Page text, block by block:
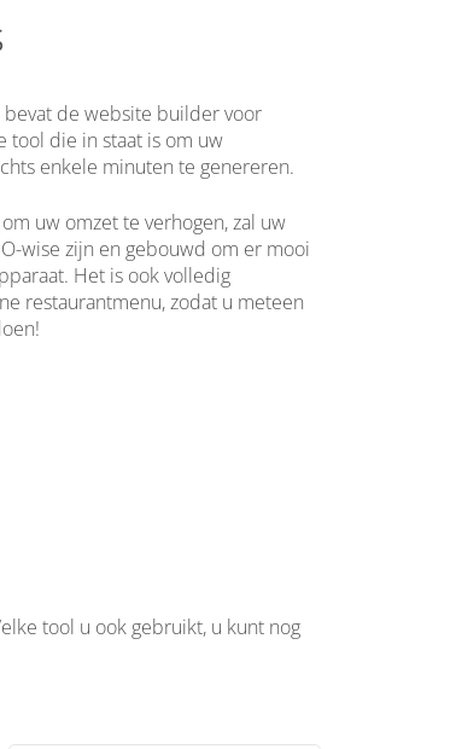
de website builder voor
tool die in staat is om uw
enkele minuten te genereren.
uw omzet te verhogen, zal uw
wise zijn en gebouwd om er mooi
Het is ook volledig
restaurantmenu, zodat u meteen
tool u ook gebruikt, u kunt nog